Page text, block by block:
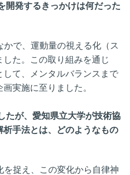
開発するきっかけは何だった
で、運動量の視える化（ス
た。この取り組みを通じ
て、メンタルバランスまで
実施に至りました。
たが、愛知県立大学が技術協
手法とは、どのようなもの
を捉え、この変化から自律神